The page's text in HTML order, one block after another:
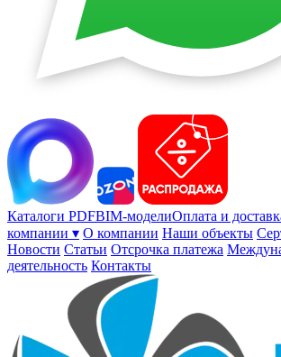
Каталоги PDFBIM-моделиОплата и
компании ▾ О компании Наши объекты
Новости Статьи Отсрочка платежа
деятельность Контакты